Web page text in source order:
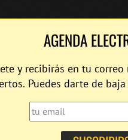
AGENDA
y recibirás en tu
Puedes darte de